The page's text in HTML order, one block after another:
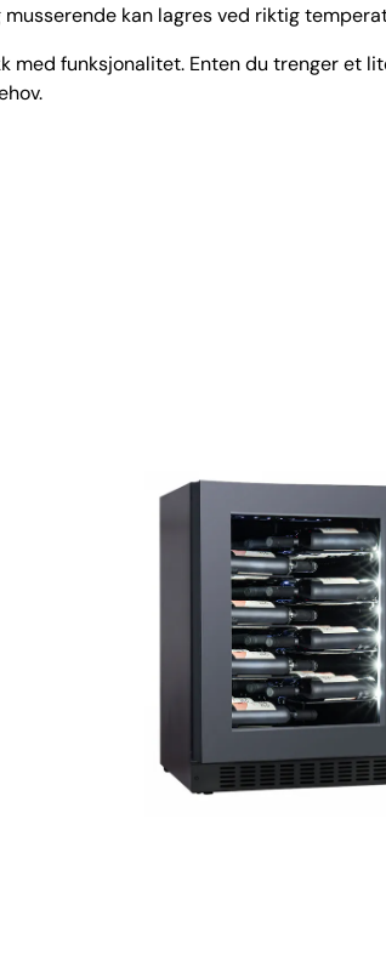
kan lagres ved riktig
funksjonalitet. Enten du trenger et